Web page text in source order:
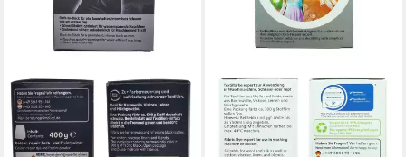
HEITMANN
Textilfarbe Textilfarbe
Schwarz 400g für Kleidung
Farberneuerung, Textilfarbe
HEITMANN
Textilfarbe Textilfarbe
Südsee-Türkis 150g für
Stoffe, Farberneuerung